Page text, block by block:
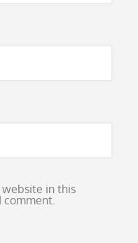
website in this
comment.